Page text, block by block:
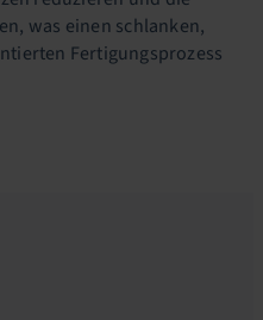
was einen schlanken,
Fertigungsprozess